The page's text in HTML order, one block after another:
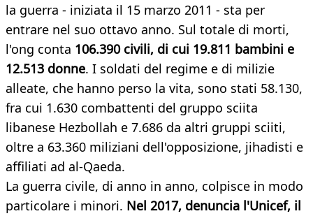
la guerra - iniziata il 15 marzo 2011 - sta per
entrare nel suo ottavo anno. Sul totale di morti,
l'ong conta 106.390 civili, di cui 19.811 bambini e
12.513 donne. I soldati del regime e di milizie
alleate, che hanno perso la vita, sono stati 58.130,
fra cui 1.630 combattenti del gruppo sciita
libanese Hezbollah e 7.686 da altri gruppi sciiti,
oltre a 63.360 miliziani dell'opposizione, jihadisti e
affiliati ad al-Qaeda.
La guerra civile, di anno in anno, colpisce in modo
particolare i minori. Nel 2017, denuncia l'Unicef, il